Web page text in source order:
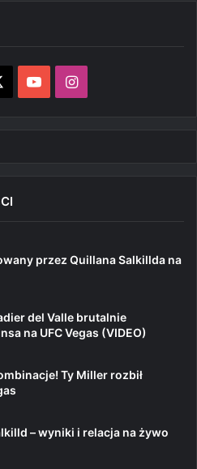
YouTubeInstagram
przez Quillana Salkillda na
del Valle brutalnie
na UFC Vegas (VIDEO)
Ty Miller rozbił
– wyniki i relacja na żywo